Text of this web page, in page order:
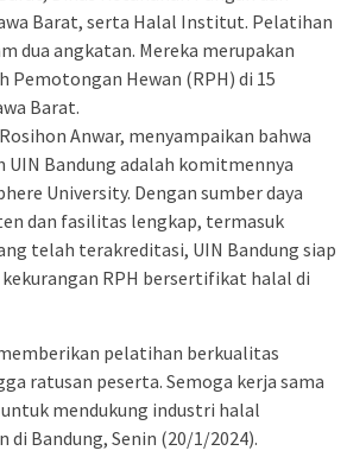
Barat, serta Halal Institut. Pelatihan
dua angkatan. Mereka merupakan
Pemotongan Hewan (RPH) di 15
Barat.
Anwar, menyampaikan bahwa
UIN Bandung adalah komitmennya
University. Dengan sumber daya
dan fasilitas lengkap, termasuk
telah terakreditasi, UIN Bandung siap
RPH bersertifikat halal di
pelatihan berkualitas
ratusan peserta. Semoga kerja sama
mendukung industri halal
di Bandung, Senin (20/1/2024).